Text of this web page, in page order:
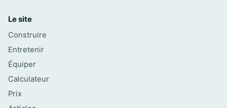
Le site
Construire
Entretenir
Équiper
Calculateur
Prix